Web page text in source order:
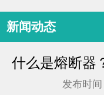
新闻动态
什么是熔断器
发布时间